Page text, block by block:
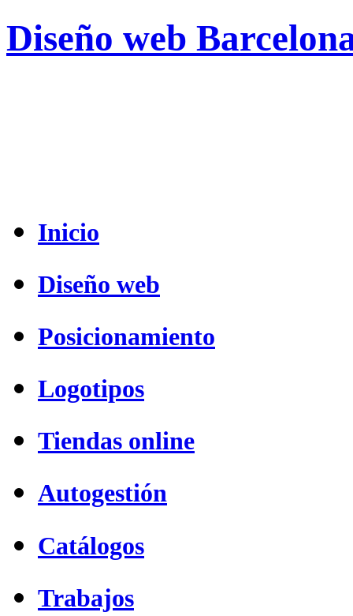
Diseño web
Inicio
Diseño web
Posicionamiento
Logotipos
Tiendas online
Autogestión
Catálogos
Trabajos